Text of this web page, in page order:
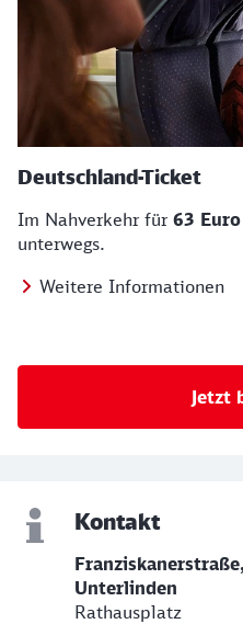
Deutschland-Ticket
Im Nahverkehr für 63
unterwegs.
Weitere Informationen
Jetzt
Kontakt
Unterlinden
Rathausplatz